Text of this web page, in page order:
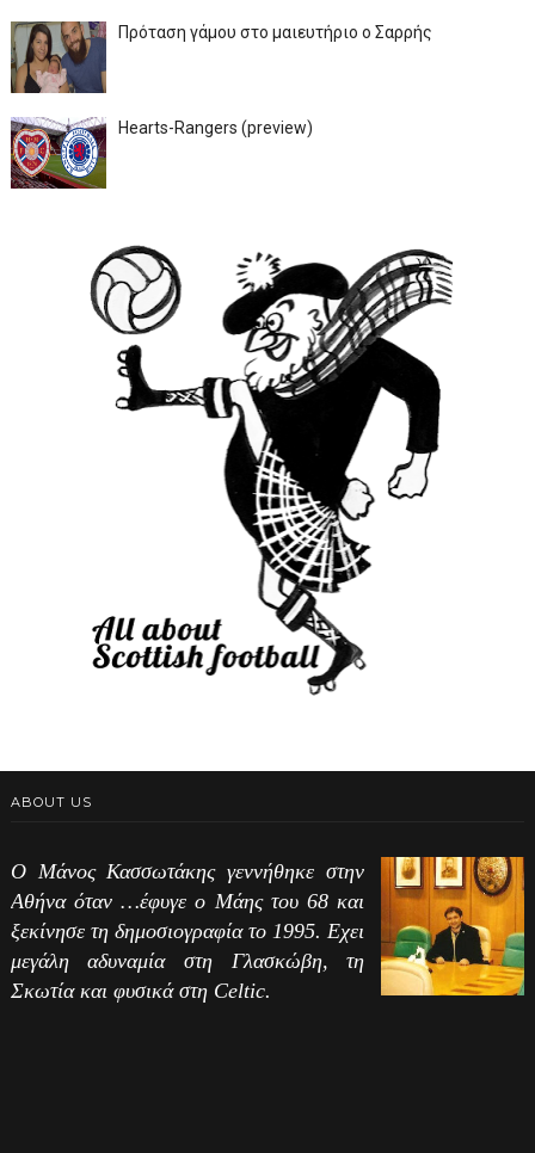
Πρόταση γάμου στο μαιευτήριο ο Σαρρής
Hearts-Rangers (preview)
ABOUT US
Ο Μάνος Κασσωτάκης γεννήθηκε στην
Αθήνα όταν …έφυγε ο Μάης του 68 και
ξεκίνησε τη δημοσιογραφία το 1995. Εχει
μεγάλη αδυναμία στη Γλασκώβη, τη
Σκωτία και φυσικά στη Celtic.